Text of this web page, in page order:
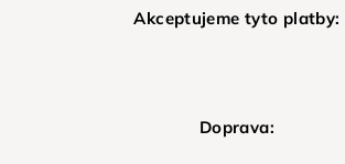
Akceptujeme tyto platby:
Doprava: